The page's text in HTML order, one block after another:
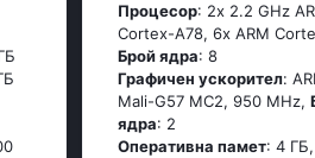
Процесор: 2x 2.2 GHz
Cortex-A78, 6x ARM
Брой ядра: 8
Графичен ускорител:
Mali-G57 MC2, 950 MHz,
ядра: 2
Оперативна памет: 4